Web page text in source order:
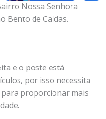
Nossa Senhora
Bento de Caldas.
e o poste está
por isso necessita
proporcionar mais